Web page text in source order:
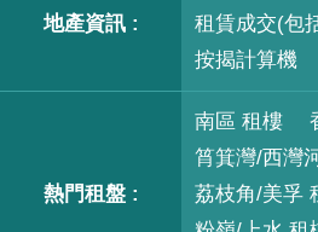
地產資訊 :
租賃成交(包
按揭計算機
熱門租盤 :
南區 租樓
筲箕灣/西灣
荔枝角/美孚